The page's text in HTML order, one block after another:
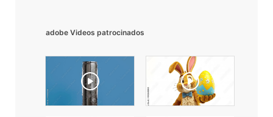
adobe Videos patrocinados